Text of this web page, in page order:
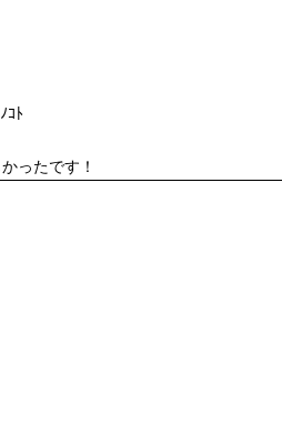
ｺﾄ
ったです！